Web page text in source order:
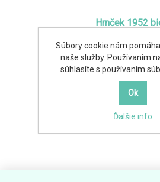
Hrnček 1952
6,90€
Súbory cookie nám
naše služby. Používaním
súhlasíte s používaním
Ďalšie info